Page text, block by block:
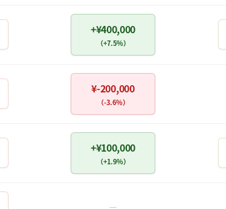
+¥400,000
（+7.5%）
¥-200,000
（-3.6%）
+¥100,000
（+1.9%）